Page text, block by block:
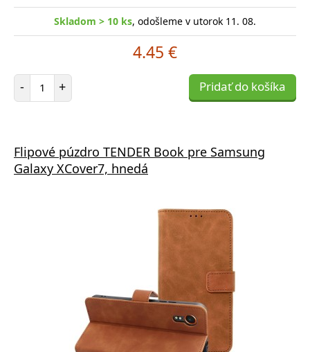
Skladom > 10 ks, odošleme v utorok 11. 08.
4.45 €
- Počet položiek
+ Pridať do košíka
Flipové púzdro TENDER Book pre Samsung
Galaxy XCover7, hnedá